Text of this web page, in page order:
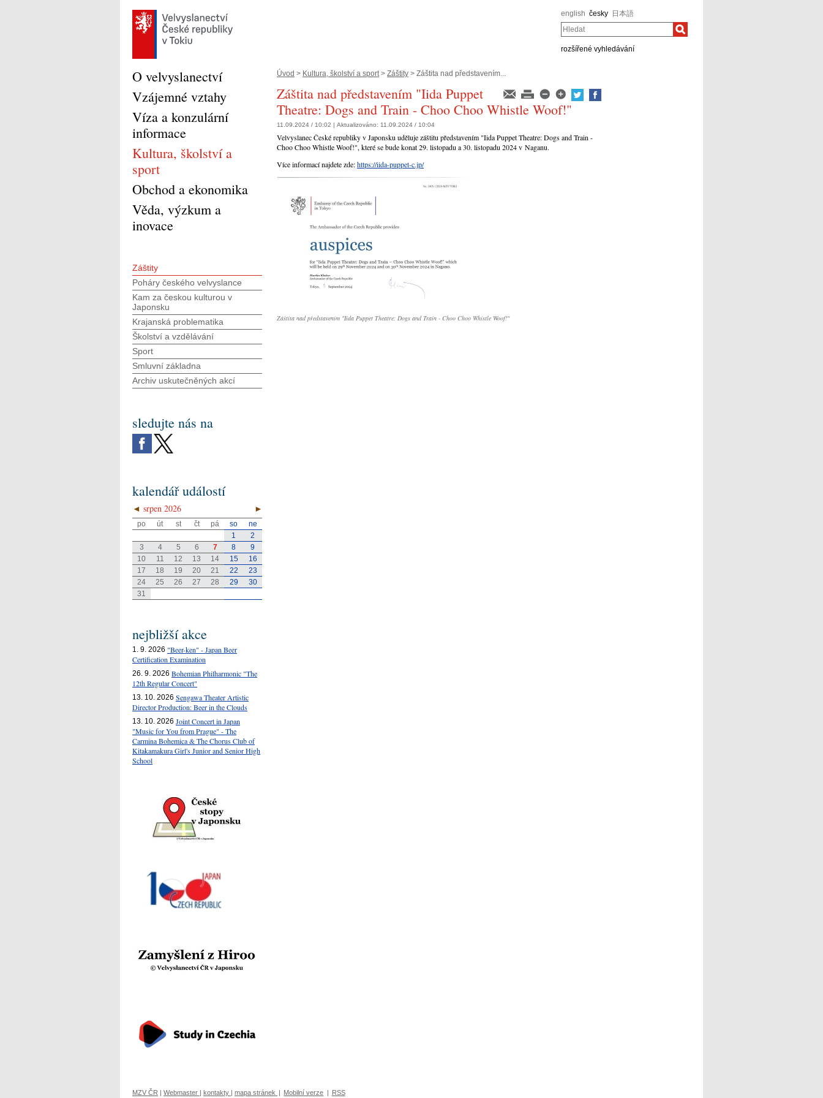
english česky 日本語
Hledat
rozšířené vyhledávání
Úvod > Kultura, školství a sport> Záštity > Záštita nad představením...
Záštita nad představením "Iida Puppet
Theatre: Dogs and Train - Choo Choo Whistle Woof!"
11.09.2024 / 10:02 | Aktualizováno: 11.09.2024 / 10:04
Velvyslanec České republiky v Japonsku uděluje záštitu představením "Iida Puppet Theatre: Dogs and Train -
Choo Choo Whistle Woof!", které se bude konat 29. listopadu a 30. listopadu 2024 v Naganu.
Více informací najdete zde:https://iida-puppet-c.jp/
Záštita nad představením "Iida Puppet Theatre: Dogs and Train - Choo Choo Whistle Woof!"
O velvyslanectví
Vzájemné vztahy
Víza a konzulární
informace
Kultura, školství a
sport
Obchod a ekonomika
Věda, výzkum a
inovace
Záštity
Poháry českého velvyslance
Kam za českou kulturou v
Japonsku
Krajanská problematika
Školství a vzdělávání
Sport
Smluvní základna
Archiv uskutečněných akcí
sledujte nás na
kalendář událostí
◄ ►
srpen 2026
po út st čt pá so
ne
1
2
3
4 5 6 7 8
9
10
11 12 13 14 15
16
17
18 19 20 21 22
23
24
25 26 27 28 29
30
31
nejbližší akce
1. 9. 2026 "Beer-ken" - Japan Beer
Certification Examination
26. 9. 2026 Bohemian Philharmonic "The
12th Regular Concert"
13. 10. 2026 Sengawa Theater Artistic
Director Production: Beer in the Clouds
13. 10. 2026 Joint Concert in Japan
"Music for You from Prague" - The
Carmina Bohemica & The Chorus Club of
Kitakamakura Girl's Junior and Senior High
School
MZV ČR | Webmaster | kontakty | mapa stránek | Mobilní verze | RSS